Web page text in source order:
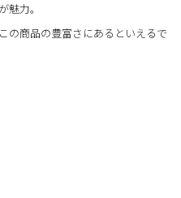
力。
の商品の豊富さにあるといえるで